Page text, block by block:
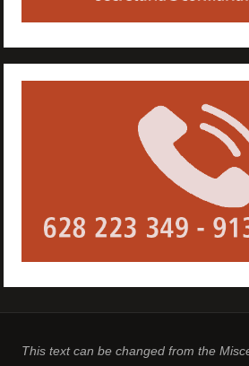
This text can be changed from the